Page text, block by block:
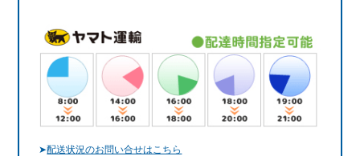
➤配送状況のお問い合せはこちら